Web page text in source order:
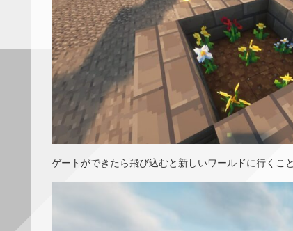
ゲートができたら飛び込むと新しいワールドに行くこ